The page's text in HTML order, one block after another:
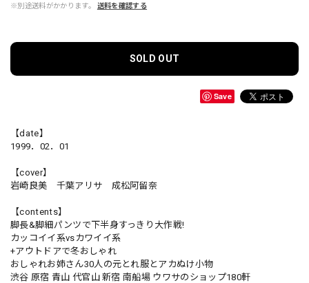
※別途送料がかかります。 送料を確認する
SOLD OUT
Save
【date】
1999．02．01
【cover】
岩崎良美 千葉アリサ 成松阿留奈
【contents】
脚長&脚細パンツで下半身すっきり大作戦!
カッコイイ系vsカワイイ系
+アウトドアで冬おしゃれ
おしゃれお姉さん30人の元とれ服とアカぬけ小物
渋谷 原宿 青山 代官山 新宿 南船場 ウワサのショップ180軒